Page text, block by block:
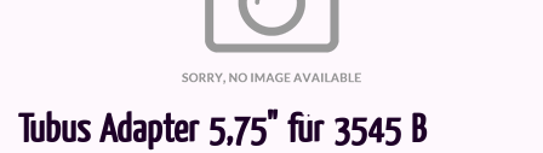
Tubus Adapter 5,75" für 3545 B